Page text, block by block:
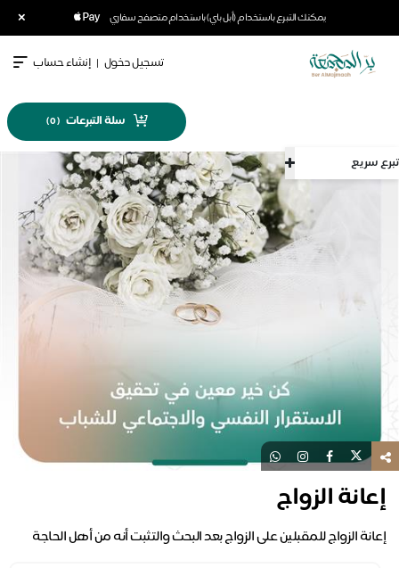
يمكنك التبرع باستخدام (أبل باي) باستخدام متصفح سفاري ×
تبرع سريع
تسجيل دخول | إنشاء حساب
سلة التبرعات (
0
)
إعانة الزواج
إعانة الزواج للمقبلين على الزواج بعد البحث والتثبت أنه من أهل الحاجة